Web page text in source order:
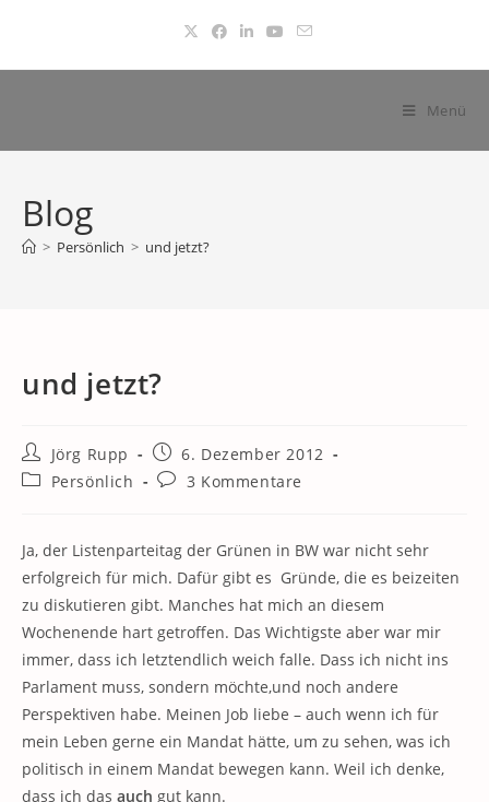
springen
Menü
Blog
> Persönlich > und jetzt?
und jetzt?
Beitrags-
Autor:
Jörg Rupp
Beitrag
veröffentlicht:
6. Dezember 2012
Beitrags-
Persönlich
Beitrags-
3 Kommentare
Ja, der Listenparteitag der Grünen in BW war nicht sehr
erfolgreich für mich. Dafür gibt es Gründe, die es beizeiten
zu diskutieren gibt. Manches hat mich an diesem
Wochenende hart getroffen. Das Wichtigste aber war mir
immer, dass ich letztendlich weich falle. Dass ich nicht ins
Parlament muss, sondern möchte,und noch andere
Perspektiven habe. Meinen Job liebe – auch wenn ich für
mein Leben gerne ein Mandat hätte, um zu sehen, was ich
politisch in einem Mandat bewegen kann. Weil ich denke,
dass ich das auch gut kann.